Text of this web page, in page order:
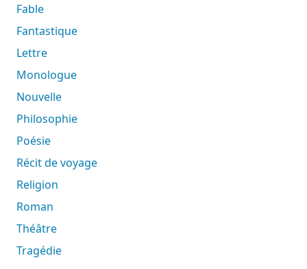
Fable
Fantastique
Lettre
Monologue
Nouvelle
Philosophie
Poésie
Récit de voyage
Religion
Roman
Théâtre
Tragédie